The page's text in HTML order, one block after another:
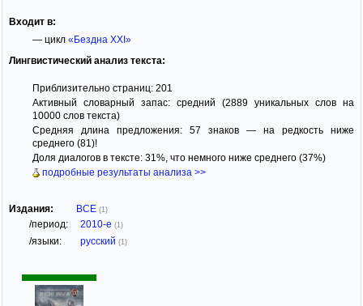
Входит в:
— цикл «Бездна XXI»
Лингвистический анализ текста:
Приблизительно страниц: 201
Активный словарный запас: средний (2889 уникальных слов на
10000 слов текста)
Средняя длина предложения: 57 знаков — на редкость ниже
среднего (81)!
Доля диалогов в тексте: 31%, что немного ниже среднего (37%)
подробные результаты анализа >>
Издания: ВСЕ (1)
/период: 2010-е (1)
/языки: русский (1)